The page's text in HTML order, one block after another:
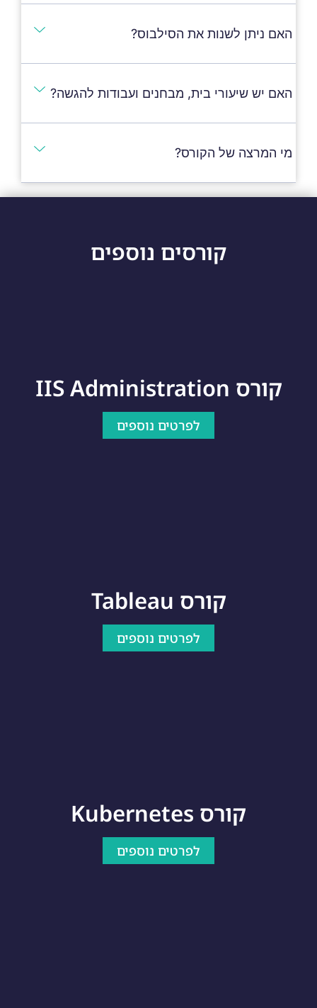
האם ניתן לשנות את הסילבוס?
האם יש שיעורי בית, מבחנים ועבודות להגשה?
מי המרצה של הקורס?
קורסים נוספים
קורס IIS Administration
לפרטים נוספים
קורס Tableau
לפרטים נוספים
קורס Kubernetes
לפרטים נוספים